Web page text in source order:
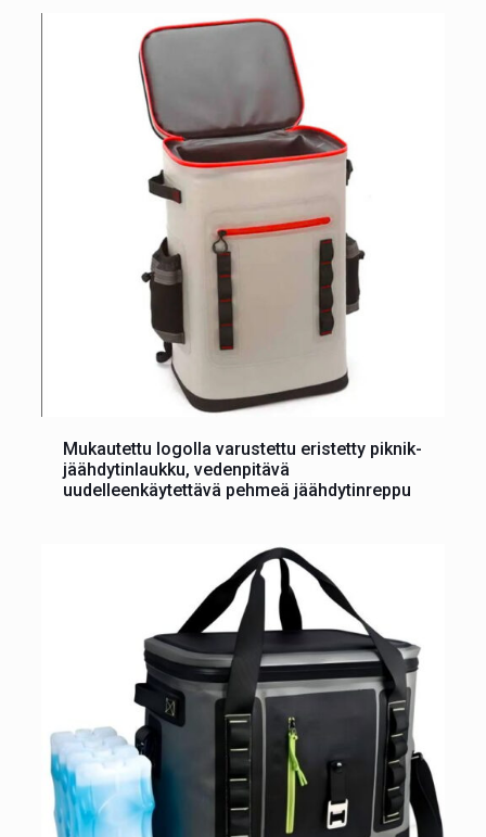
Mukautettu logolla varustettu eristetty piknik-
jäähdytinlaukku, vedenpitävä
uudelleenkäytettävä pehmeä jäähdytinreppu